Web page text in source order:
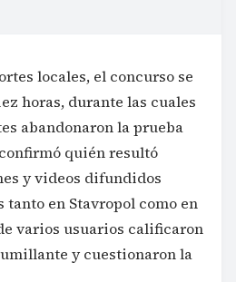
locales, el concurso se
horas, durante las cuales
abandonaron la prueba
quién resultó
y videos difundidos
en Stavropol como en
varios usuarios calificaron
y cuestionaron la